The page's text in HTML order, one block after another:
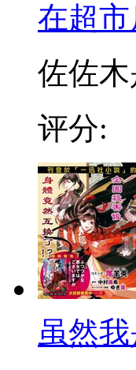
在超
佐佐
评分:
虽然